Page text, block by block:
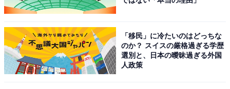
「移民」に冷たいのはどっちな
のか？ スイスの厳格過ぎる学歴
選別と、日本の曖昧過ぎる外国
人政策